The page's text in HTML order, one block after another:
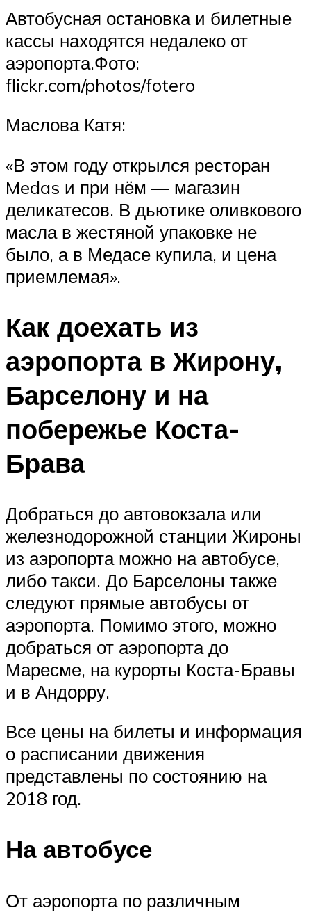
Автобусная остановка и билетные
кассы находятся недалеко от
аэропорта.Фото:
flickr.com/photos/fotero
Маслова Катя:
«В этом году открылся ресторан
Medas и при нём — магазин
деликатесов. В дьютике оливкового
масла в жестяной упаковке не
было, а в Медасе купила, и цена
приемлемая».
Как доехать из
аэропорта в Жирону,
Барселону и на
побережье Коста-
Брава
Добраться до автовокзала или
железнодорожной станции Жироны
из аэропорта можно на автобусе,
либо такси. До Барселоны также
следуют прямые автобусы от
аэропорта. Помимо этого, можно
добраться от аэропорта до
Маресме, на курорты Коста-Бравы
и в Андорру.
Все цены на билеты и информация
о расписании движения
представлены по состоянию на
2018 год.
На автобусе
От аэропорта по различным